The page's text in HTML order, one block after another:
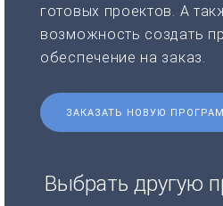
готовых проектов. А
возможность создать
обеспечение на заказ.
ЗАКАЗАТЬ НОВУЮ
Выбрать другую